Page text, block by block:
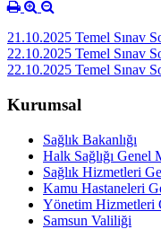
21.10.2025 Temel Sınav
22.10.2025 Temel Sınav
22.10.2025 Temel Sınav
Kurumsal
Sağlık Bakanlığı
Halk Sağlığı Genel
Sağlık Hizmetleri
Kamu Hastaneleri
Yönetim Hizmetleri
Samsun Valiliği